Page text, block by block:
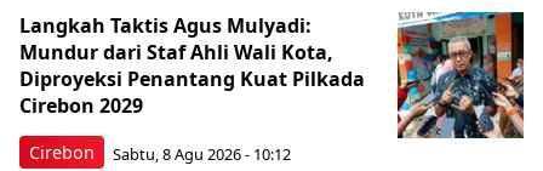
Cirebon
Langkah Taktis Agus Mulyadi:
Mundur dari Staf Ahli Wali Kota,
Diproyeksi Penantang Kuat Pilkada
Cirebon 2029
Sabtu, 8 Agu 2026 - 10:12